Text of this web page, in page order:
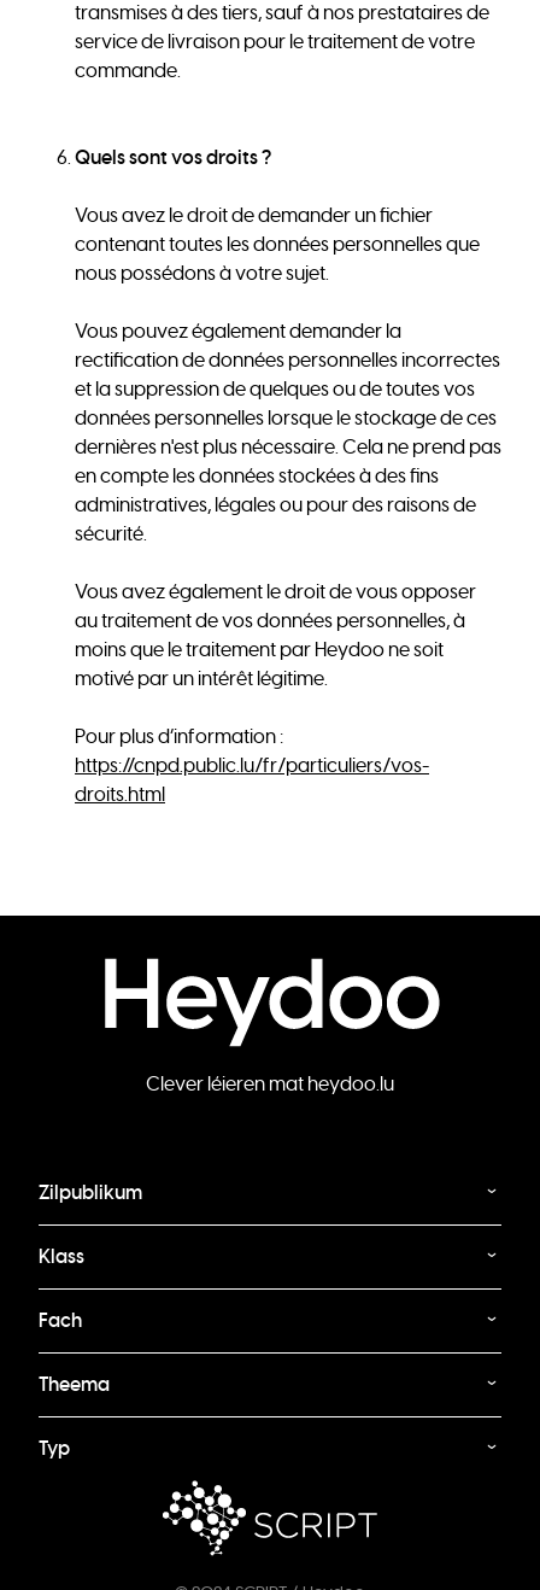
transmises à des tiers, sauf à nos prestataires de
service de livraison pour le traitement de votre
commande.
Quels sont vos droits ?
Vous avez le droit de demander un fichier
contenant toutes les données personnelles que
nous possédons à votre sujet.
Vous pouvez également demander la
rectification de données personnelles incorrectes
et la suppression de quelques ou de toutes vos
données personnelles lorsque le stockage de ces
dernières n'est plus nécessaire. Cela ne prend pas
en compte les données stockées à des fins
administratives, légales ou pour des raisons de
sécurité.
Vous avez également le droit de vous opposer
au traitement de vos données personnelles, à
moins que le traitement par Heydoo ne soit
motivé par un intérêt légitime.
Pour plus d’information :
https://cnpd.public.lu/fr/particuliers/vos-
droits.html
Clever léieren mat heydoo.lu
Zilpublikum
Klass
Fach
Theema
Typ